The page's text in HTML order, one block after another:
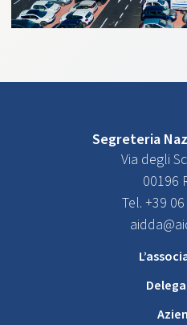
Segreteria
Via degli
00196
Tel. +39